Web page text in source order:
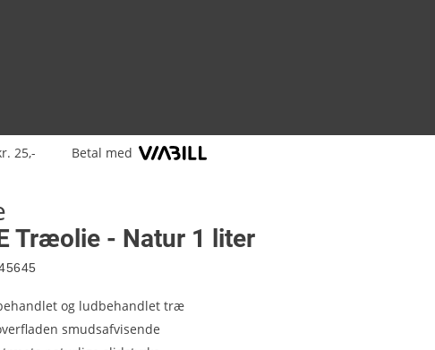
25,- Betal med
Træolie - Natur 1 liter
og ludbehandlet træ
smudsafvisende